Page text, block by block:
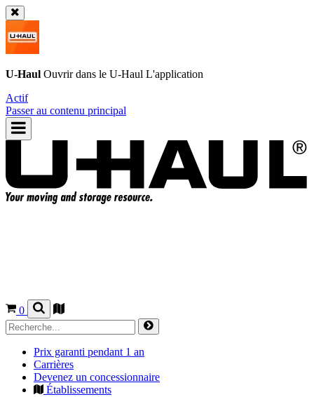
U-Haul Ouvrir dans le U-Haul L'application
Actif
Passer au contenu principal
0
Prix garanti pendant 1 an
Carrières
Devenez un concessionnaire
Établissements